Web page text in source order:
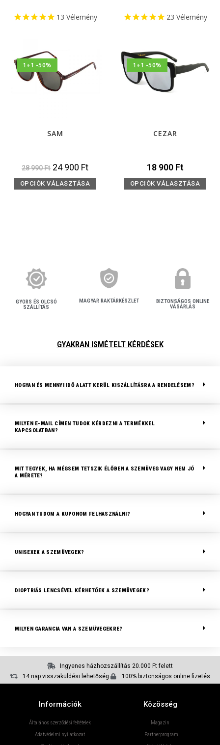
13 Vélemény
1+1 -50%
SAM
28 990Ft 24 900 Ft
OPCIÓK VÁLASZTÁSA
23 Vélemény
1+1 -50%
CEZAR
18 900 Ft
OPCIÓK VÁLASZTÁSA
GYORS ÉS OLCSÓ
SZÁLLÍTÁS
MAGYAR RAKTÁRKÉSZLET
BIZTONSÁGOS ONLINE
VÁSÁRLÁS
GYAKRAN ISMÉTELT KÉRDÉSEK
HOGYAN ÉS MENNYI IDŐ ALATT KERÜL KISZÁLLÍTÁSRA A RENDELÉSEM?
MILYEN E-MAIL CÍMEN TUDOK KÉRDEZNI A TERMÉKKEL
KAPCSOLATBAN?
MIT TEGYEK, HA MÉGSEM TETSZIK ÉLŐBEN A SZEMÜVEG VAGY NEM JÓ
A MÉRETE?
HOGYAN TUDOM A KUPONOM FELHASZNÁLNI?
UNISEXEK A SZEMÜVEGEK?
DIOPTRIÁS LENCSÉVEL KÉRHETŐEK A SZEMÜVEGEK?
MILYEN GARANCIA VAN A SZEMÜVEGEKRE?
Ingyenes házhozszállítás 20.000 Ft felett
14 nap visszaküldési lehetőség
100% biztonságos online fizetés
Információk
Általános szerződési feltételek
Adatvédelmi nyilatkozat
Közösség
Magazin
Partnerprogram